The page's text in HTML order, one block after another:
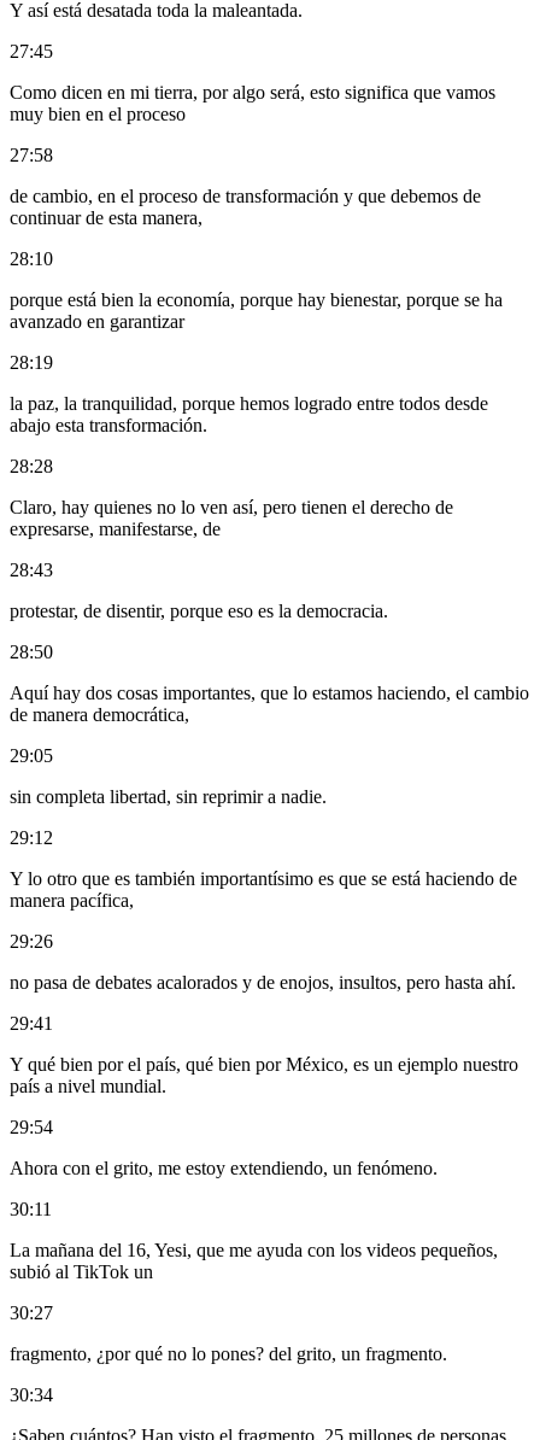
Y así está desatada toda la maleantada.
27:45
Como dicen en mi tierra, por algo será, esto significa que vamos
muy bien en el proceso
27:58
de cambio, en el proceso de transformación y que debemos de
continuar de esta manera,
28:10
porque está bien la economía, porque hay bienestar, porque se ha
avanzado en garantizar
28:19
la paz, la tranquilidad, porque hemos logrado entre todos desde
abajo esta transformación.
28:28
Claro, hay quienes no lo ven así, pero tienen el derecho de
expresarse, manifestarse, de
28:43
protestar, de disentir, porque eso es la democracia.
28:50
Aquí hay dos cosas importantes, que lo estamos haciendo, el cambio
de manera democrática,
29:05
sin completa libertad, sin reprimir a nadie.
29:12
Y lo otro que es también importantísimo es que se está haciendo de
manera pacífica,
29:26
no pasa de debates acalorados y de enojos, insultos, pero hasta ahí.
29:41
Y qué bien por el país, qué bien por México, es un ejemplo nuestro
país a nivel mundial.
29:54
Ahora con el grito, me estoy extendiendo, un fenómeno.
30:11
La mañana del 16, Yesi, que me ayuda con los videos pequeños,
subió al TikTok un
30:27
fragmento, ¿por qué no lo pones? del grito, un fragmento.
30:34
¿Saben cuántos? Han visto el fragmento, 25 millones de personas.